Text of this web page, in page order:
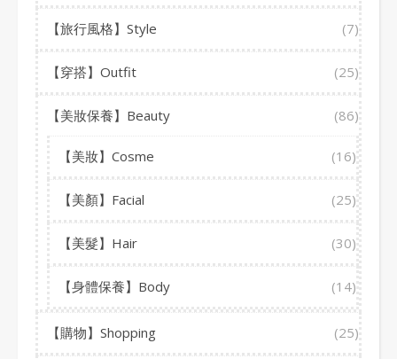
【旅行風格】Style (7)
【穿搭】Outfit (25)
【美妝保養】Beauty (86)
【美妝】Cosme (16)
【美顏】Facial (25)
【美髮】Hair (30)
【身體保養】Body (14)
【購物】Shopping (25)